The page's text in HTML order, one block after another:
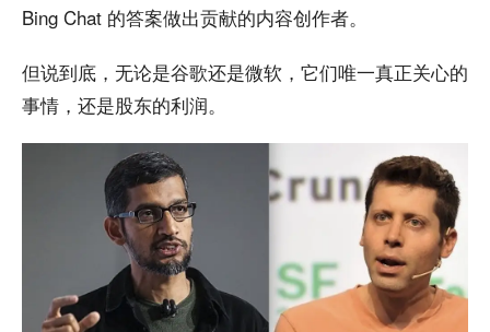
Bing Chat 的答案做出贡献的内容创作者。
但说到底，无论是谷歌还是微软，它们唯一真正关心的
事情，还是股东的利润。